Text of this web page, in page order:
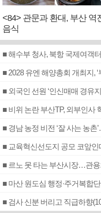
<84> 관문과 환대, 부산 역
음식
■ 해수부 청사, 북항 국제여객
■ 2028 유엔 해양총회 개최지,
■ 외국인 선원 ‘인신매매 경유
■ 비위 논란 부산TP, 외부인사
■ 경남 농정 비전 ‘잘 사는 농
■ 교육혁신선도지 공모 코앞인
■ 르노 못 타는 부산시장…관
■ 마산 원도심 행정·주거복합